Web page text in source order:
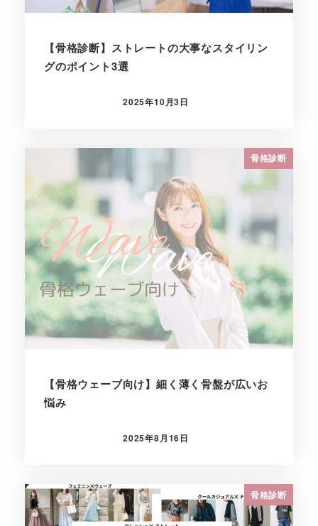
【骨格診断】ストレートの大事なスタイリン
グのポイント3選
投稿日
2025年10月3日
骨格診断
【骨格ウェーブ向け】細く薄く骨盤が広いお
悩み
投稿日
2025年8月16日
骨格診断